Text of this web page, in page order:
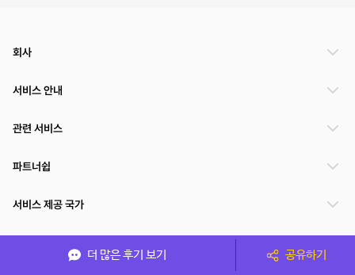
더 많은 후기 보기 공유하기
회사
서비스 안내
관련 서비스
파트너쉽
서비스 제공 국가
(주)NSPACE 사업자정보